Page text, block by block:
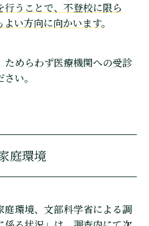
うことで、不登校に限ら
い方向に向かいます。
めらわず医療機関への受診
い。
庭環境
環境、文部科学省による調